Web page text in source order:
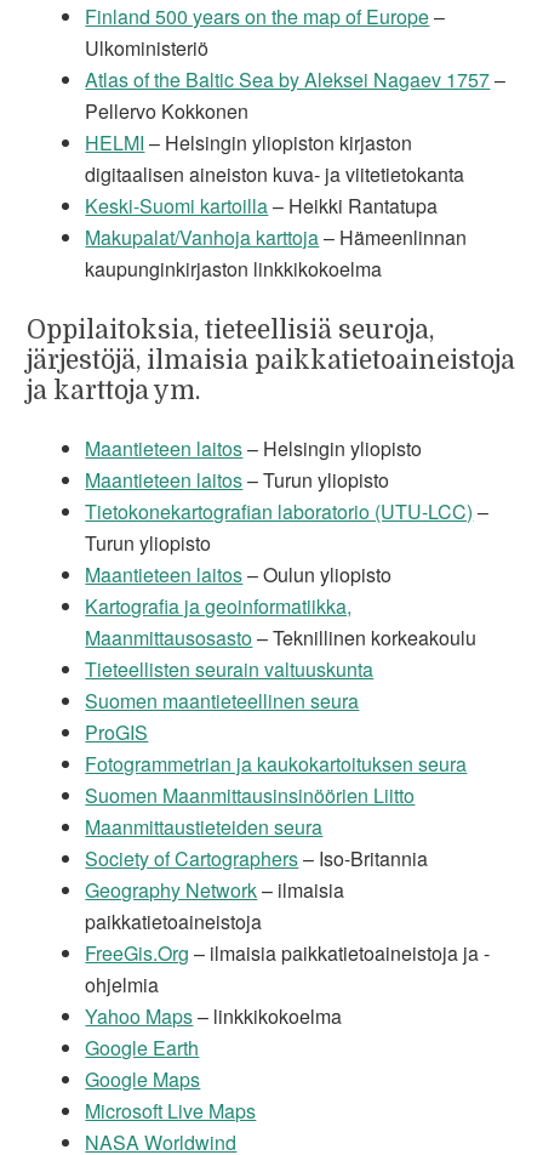
Finland 500 years on the map of Europe–
Ulkoministeriö
Atlas of the Baltic Sea by Aleksei Nagaev 1757–
Pellervo Kokkonen
HELMI – Helsingin yliopiston kirjaston
digitaalisen aineiston kuva- ja viitetietokanta
Keski-Suomi kartoilla– Heikki Rantatupa
Makupalat/Vanhoja karttoja– Hämeenlinnan
kaupunginkirjaston linkkikokoelma
Oppilaitoksia, tieteellisiä seuroja,
järjestöjä, ilmaisia paikkatietoaineistoja
ja karttoja ym.
Maantieteen laitos– Helsingin yliopisto
Maantieteen laitos– Turun yliopisto
Tietokonekartografian laboratorio (UTU-LCC) –
Turun yliopisto
Maantieteen laitos– Oulun yliopisto
Kartografia ja geoinformatiikka,
Maanmittausosasto– Teknillinen korkeakoulu
Tieteellisten seurain valtuuskunta
Suomen maantieteellinen seura
ProGIS
Fotogrammetrian ja kaukokartoituksen seura
Suomen Maanmittausinsinöörien Liitto
Maanmittaustieteiden seura
Society of Cartographers– Iso-Britannia
Geography Network– ilmaisia
paikkatietoaineistoja
FreeGis.Org – ilmaisia paikkatietoaineistoja ja -
ohjelmia
Yahoo Maps– linkkikokoelma
Google Earth
Google Maps
Microsoft Live Maps
NASA Worldwind